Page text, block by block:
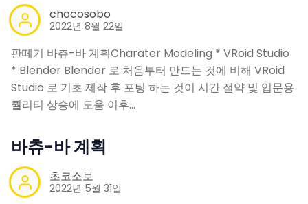
chocosobo
2022년 8월 22일
판떼기 바츄-바 계획Charater Modeling * VRoid Studio
* Blender Blender 로 처음부터 만드는 것에 비해 VRoid
Studio 로 기초 제작 후 포팅 하는 것이 시간 절약 및 입문용
퀄리티 상승에 도움 이후…
바츄-바 계획
초코소보
2022년 5월 31일